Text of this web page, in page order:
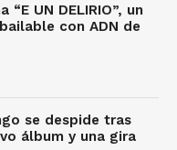
“E UN DELIRIO”, un
con ADN de
se despide tras
álbum y una gira